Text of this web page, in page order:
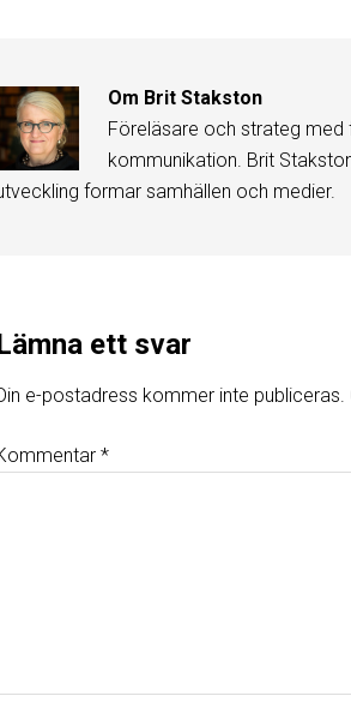
Om Brit Stakston
Föreläsare och strateg med
kommunikation. Brit
formar samhällen och medier.
ett svar
e-postadress kommer inte publiceras.
*